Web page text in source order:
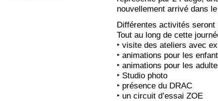
nouvellement arrivé dans
Différentes activités
Tout au long de cette
‣ visite des ateliers avec
‣ animations pour les
‣ animations pour les
‣ Studio photo
‣ présence du DRAC
‣ un circuit d’essai ZOE